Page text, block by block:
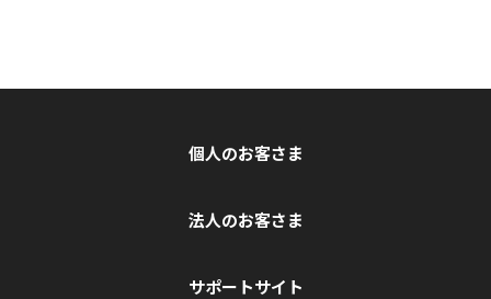
個人のお客さま
法人のお客さま
サポートサイト